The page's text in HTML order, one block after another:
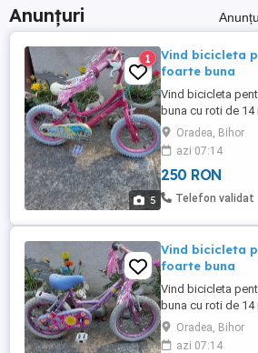
Anunțuri
5
1
Vind bicicleta
foarte buna
Vind bicicleta
buna cu roti de 14
Oradea, Bihor
azi 07:14
250 RON
Telefon validat
Vind bicicleta
foarte buna
Vind bicicleta
buna cu roti de 14
Oradea, Bihor
azi 07:14